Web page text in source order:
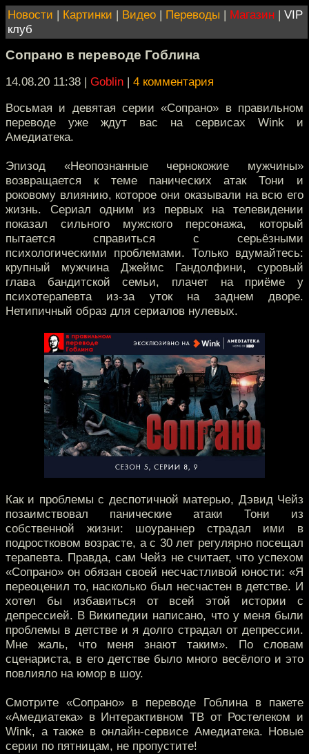
Новости | Картинки | Видео | Переводы | Магазин | VIP
клуб
Сопрано в переводе Гоблина
14.08.20 11:38 | Goblin | 4 комментария
Восьмая и девятая серии «Сопрано» в правильном
переводе уже ждут вас на сервисах Wink и
Амедиатека.
Эпизод «Неопознанные чернокожие мужчины»
возвращается к теме панических атак Тони и
роковому влиянию, которое они оказывали на всю его
жизнь. Сериал одним из первых на телевидении
показал сильного мужского персонажа, который
пытается справиться с серьёзными
психологическими проблемами. Только вдумайтесь:
крупный мужчина Джеймс Гандолфини, суровый
глава бандитской семьи, плачет на приёме у
психотерапевта из-за уток на заднем дворе.
Нетипичный образ для сериалов нулевых.
Как и проблемы с деспотичной матерью, Дэвид Чейз
позаимствовал панические атаки Тони из
собственной жизни: шоураннер страдал ими в
подростковом возрасте, а с 30 лет регулярно посещал
терапевта. Правда, сам Чейз не считает, что успехом
«Сопрано» он обязан своей несчастливой юности: «Я
переоценил то, насколько был несчастен в детстве. И
хотел бы избавиться от всей этой истории с
депрессией. В Википедии написано, что у меня были
проблемы в детстве и я долго страдал от депрессии.
Мне жаль, что меня знают таким». По словам
сценариста, в его детстве было много весёлого и это
повлияло на юмор в шоу.
Смотрите «Сопрано» в переводе Гоблина в пакете
«Амедиатека» в Интерактивном ТВ от Ростелеком и
Wink, а также в онлайн-сервисе Амедиатека. Новые
серии по пятницам, не пропустите!